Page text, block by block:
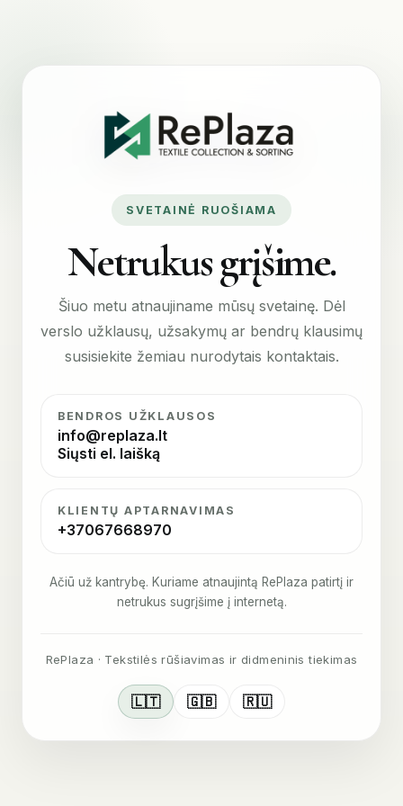
SVETAINĖ RUOŠIAMA
Netrukus grįšime.
Šiuo metu atnaujiname mūsų svetainę. Dėl
verslo užklausų, užsakymų ar bendrų klausimų
susisiekite žemiau nurodytais kontaktais.
BENDROS UŽKLAUSOS
info@replaza.lt
Siųsti el. laišką
KLIENTŲ APTARNAVIMAS
+37067668970
Ačiū už kantrybę. Kuriame atnaujintą RePlaza patirtį ir
netrukus sugrįšime į internetą.
RePlaza · Tekstilės rūšiavimas ir didmeninis tiekimas
🇱🇹 🇬🇧 🇷🇺